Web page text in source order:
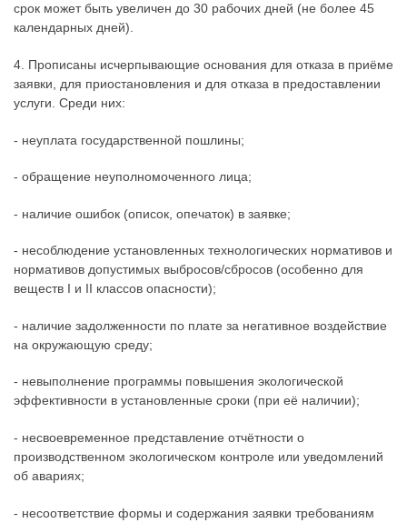
срок может быть увеличен до 30 рабочих дней (не более 45
календарных дней).
4. Прописаны исчерпывающие основания для отказа в приёме
заявки, для приостановления и для отказа в предоставлении
услуги. Среди них:
- неуплата государственной пошлины;
- обращение неуполномоченного лица;
- наличие ошибок (описок, опечаток) в заявке;
- несоблюдение установленных технологических нормативов и
нормативов допустимых выбросов/сбросов (особенно для
веществ I и II классов опасности);
- наличие задолженности по плате за негативное воздействие
на окружающую среду;
- невыполнение программы повышения экологической
эффективности в установленные сроки (при её наличии);
- несвоевременное представление отчётности о
производственном экологическом контроле или уведомлений
об авариях;
- несоответствие формы и содержания заявки требованиям